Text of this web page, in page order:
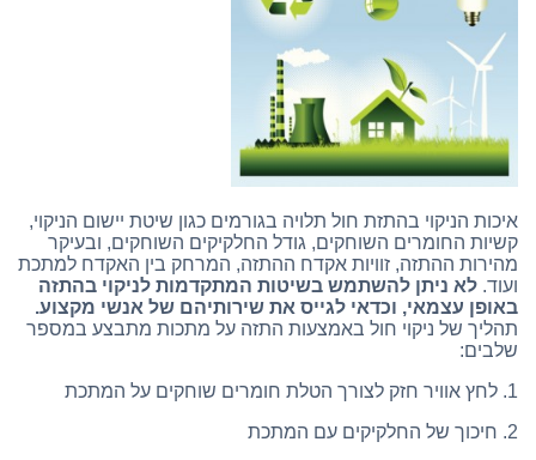
איכות הניקוי בהתזת חול תלויה בגורמים כגון שיטת יישום הניקוי,
קשיות החומרים השוחקים, גודל החלקיקים השוחקים, ובעיקר
מהירות ההתזה, זוויות אקדח ההתזה, המרחק בין האקדח למתכת
ועוד. לא ניתן להשתמש בשיטות המתקדמות לניקוי בהתזה
באופן עצמאי, וכדאי לגייס את שירותיהם של אנשי מקצוע.
תהליך של ניקוי חול באמצעות התזה על מתכות מתבצע במספר
שלבים:
1. לחץ אוויר חזק לצורך הטלת חומרים שוחקים על המתכת
2. חיכוך של החלקיקים עם המתכת